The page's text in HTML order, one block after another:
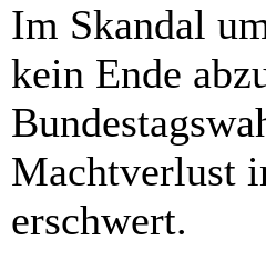
Im Skandal
kein Ende
Machtverlust
erschwert.